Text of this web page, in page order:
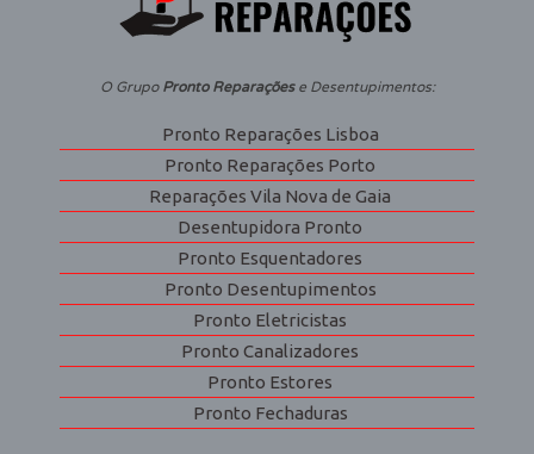
O Grupo Pronto Reparaçõese Desentupimentos:
Pronto Reparações Lisboa
Pronto Reparações Porto
Reparações Vila Nova de Gaia
Desentupidora Pronto
Pronto Esquentadores
Pronto Desentupimentos
Pronto Eletricistas
Pronto Canalizadores
Pronto Estores
Pronto Fechaduras